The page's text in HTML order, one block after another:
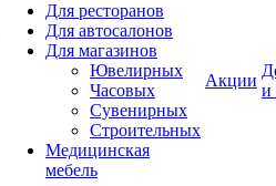
Для ресторанов
Для автосалонов
Для магазинов
Ювелирных
Часовых
Сувенирных
Строительных
Медицинская
мебель
Акции
и